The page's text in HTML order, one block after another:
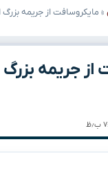
» مایکروسافت از جریمه بزرگ
جریمه بزرگ